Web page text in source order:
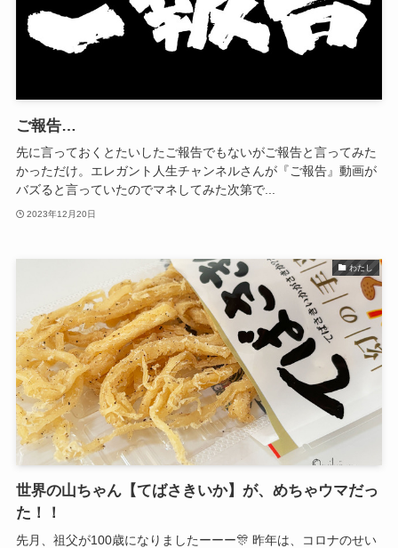
ご報告…
先に言っておくとたいしたご報告でもないがご報告と言ってみた
かっただけ。エレガント人生チャンネルさんが『ご報告』動画が
バズると言っていたのでマネしてみた次第で...
2023年12月20日
わたし
世界の山ちゃん【てばさきいか】が、めちゃウマだっ
た！！
先月、祖父が100歳になりましたーーー🎊 昨年は、コロナのせい